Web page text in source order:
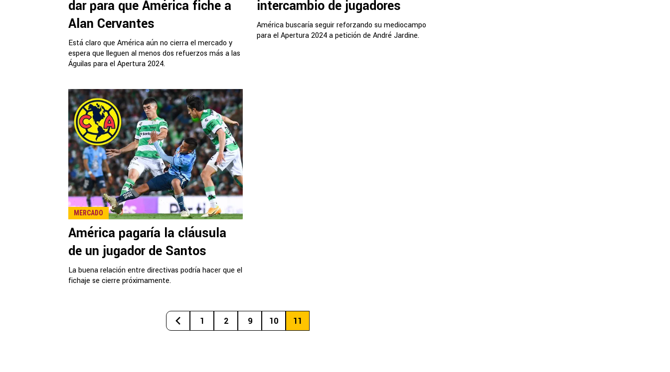
dar para que América fiche a
Alan Cervantes
Está claro que América aún no cierra el mercado y
espera que lleguen al menos dos refuerzos más a las
Águilas para el Apertura 2024.
intercambio de jugadores
América buscaría seguir reforzando su mediocampo
para el Apertura 2024 a petición de André Jardine.
MERCADO
América pagaría la cláusula
de un jugador de Santos
La buena relación entre directivas podría hacer que el
fichaje se cierre próximamente.
1 2 9 10 11